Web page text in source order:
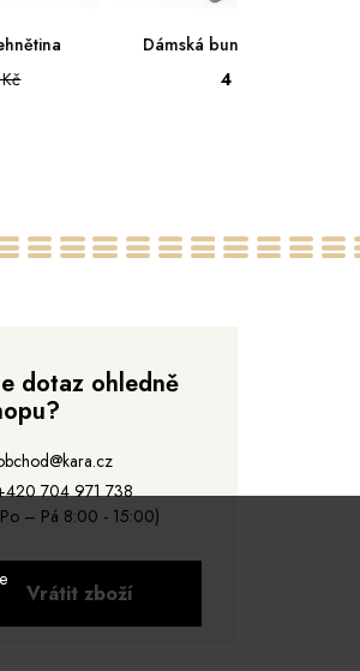
Dámská bunda kůže
4 999 Kč
dotaz ohledně
704 971 738
– Pá 8:00 - 15:00)
Vrátit zboží